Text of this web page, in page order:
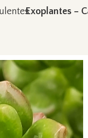
Exoplantes –